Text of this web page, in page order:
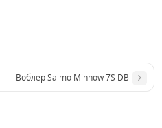
Воблер Salmo Minnow 7S DB